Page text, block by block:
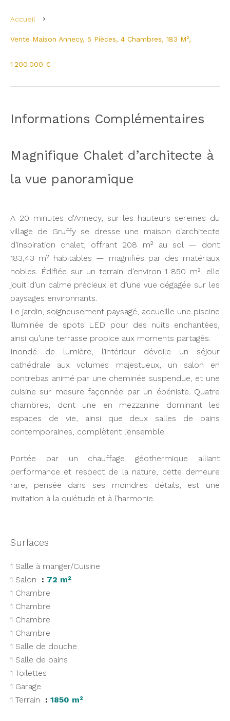
Accueil
Vente Maison Annecy, 5 Pièces, 4 Chambres, 183 M²,
1 200 000 €
Informations Complémentaires
Magnifique Chalet d’architecte à
la vue panoramique
A 20 minutes d'Annecy, sur les hauteurs sereines du
village de Gruffy se dresse une maison d’architecte
d’inspiration chalet, offrant 208 m² au sol — dont
183,43 m² habitables — magnifiés par des matériaux
nobles. Édifiée sur un terrain d’environ 1 850 m², elle
jouit d’un calme précieux et d’une vue dégagée sur les
paysages environnants.
Le jardin, soigneusement paysagé, accueille une piscine
illuminée de spots LED pour des nuits enchantées,
ainsi qu’une terrasse propice aux moments partagés.
Inondé de lumière, l’intérieur dévoile un séjour
cathédrale aux volumes majestueux, un salon en
contrebas animé par une cheminée suspendue, et une
cuisine sur mesure façonnée par un ébéniste. Quatre
chambres, dont une en mezzanine dominant les
espaces de vie, ainsi que deux salles de bains
contemporaines, complètent l’ensemble.
Portée par un chauffage géothermique alliant
performance et respect de la nature, cette demeure
rare, pensée dans ses moindres détails, est une
invitation à la quiétude et à l’harmonie.
Surfaces
1 Salle à manger/Cuisine
1 Salon
72 m²
1 Chambre
1 Chambre
1 Chambre
1 Chambre
1 Salle de douche
1 Salle de bains
1 Toilettes
1 Garage
1 Terrain
1850 m²